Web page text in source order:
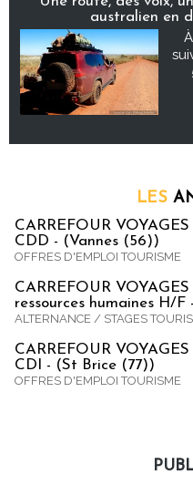
australien en
LES
CARREFOUR
CDD - (Vannes (56))
OFFRES D'EMPLOI TOURISME
CARREFOUR
ressources humaines H/
ALTERNANCE / STAGES
CARREFOUR
CDI - (St Brice (77))
OFFRES D'EMPLOI TOURISME